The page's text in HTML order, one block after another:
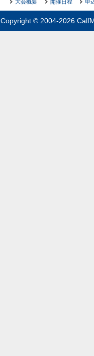
大会概要 開催日程 申
Copyright © 2004-2026